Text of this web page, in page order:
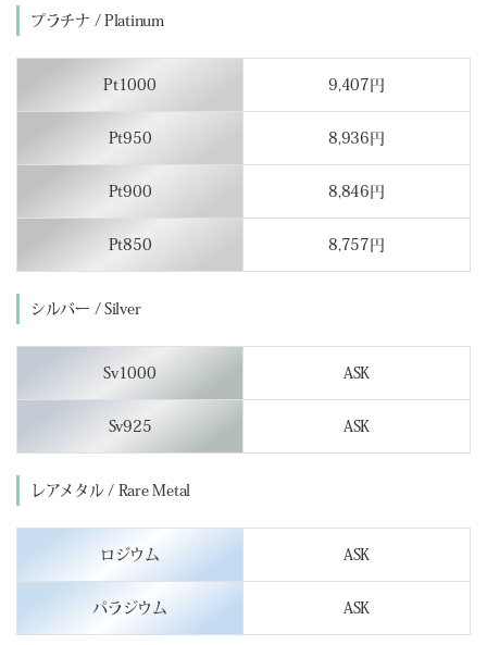
プラチナ / Platinum
Pt1000 9,407円
Pt950 8,936円
Pt900 8,846円
Pt850 8,757円
シルバー / Silver
Sv1000 ASK
Sv925 ASK
レアメタル / Rare Metal
ロジウム ASK
パラジウム ASK